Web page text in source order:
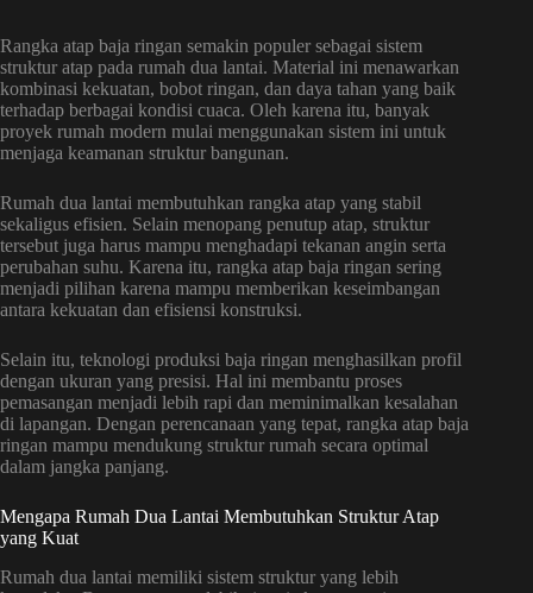
Rangka atap baja ringan semakin populer sebagai sistem
struktur atap pada rumah dua lantai. Material ini menawarkan
kombinasi kekuatan, bobot ringan, dan daya tahan yang baik
terhadap berbagai kondisi cuaca. Oleh karena itu, banyak
proyek rumah modern mulai menggunakan sistem ini untuk
menjaga keamanan struktur bangunan.
Rumah dua lantai membutuhkan rangka atap yang stabil
sekaligus efisien. Selain menopang penutup atap, struktur
tersebut juga harus mampu menghadapi tekanan angin serta
perubahan suhu. Karena itu, rangka atap baja ringan sering
menjadi pilihan karena mampu memberikan keseimbangan
antara kekuatan dan efisiensi konstruksi.
Selain itu, teknologi produksi baja ringan menghasilkan profil
dengan ukuran yang presisi. Hal ini membantu proses
pemasangan menjadi lebih rapi dan meminimalkan kesalahan
di lapangan. Dengan perencanaan yang tepat, rangka atap baja
ringan mampu mendukung struktur rumah secara optimal
dalam jangka panjang.
Mengapa Rumah Dua Lantai Membutuhkan Struktur Atap
yang Kuat
Rumah dua lantai memiliki sistem struktur yang lebih